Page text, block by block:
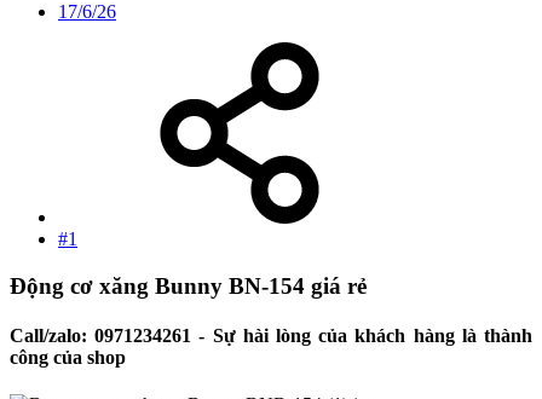
17/6/26
#1
Động cơ xăng Bunny BN-154 giá rẻ​
Call/zalo: 0971234261 - Sự hài lòng của khách hàng là thành
công của shop​